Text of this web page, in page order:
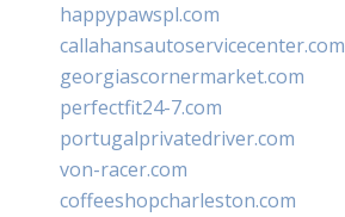
happypawspl.com
callahansautoservicecenter.com
georgiascornermarket.com
perfectfit24-7.com
portugalprivatedriver.com
von-racer.com
coffeeshopcharleston.com